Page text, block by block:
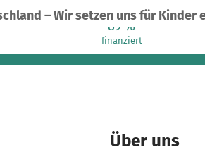
– Wir setzen uns für Kinder
Deutschland
89 %
finanziert
Über uns